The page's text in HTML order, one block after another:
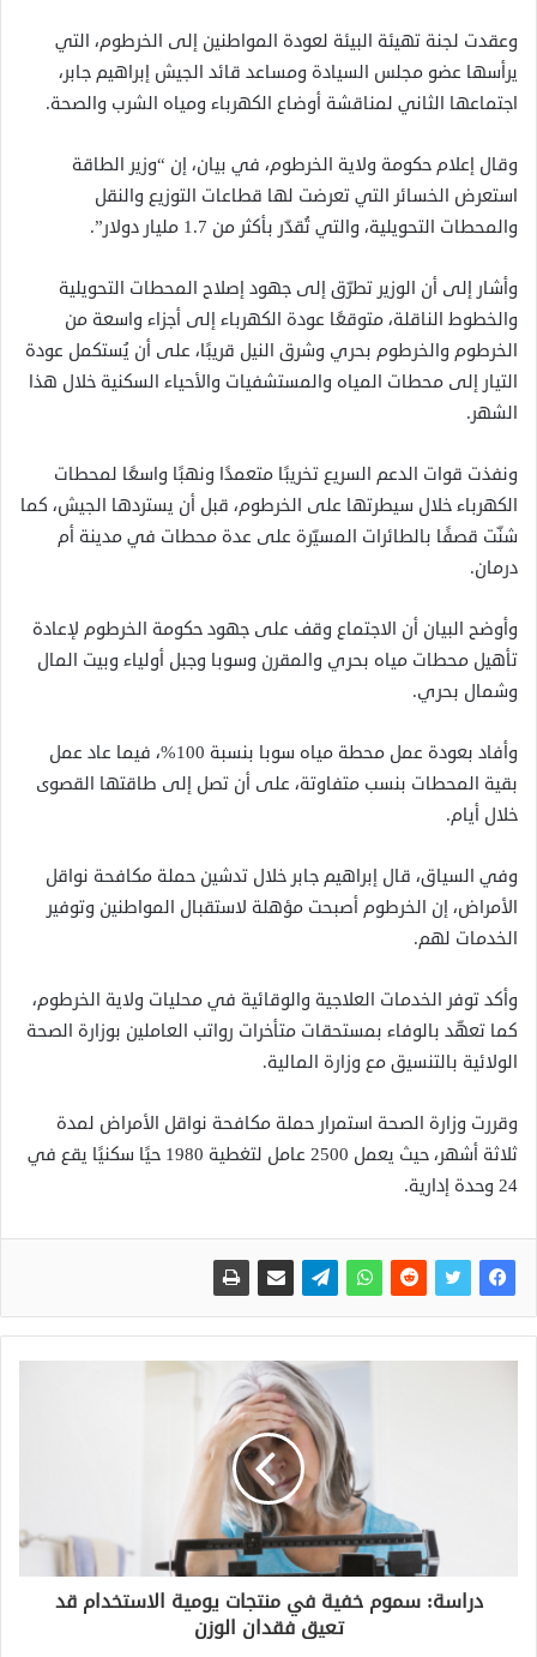
وعقدت لجنة تهيئة البيئة لعودة المواطنين إلى الخرطوم، التي
يرأسها عضو مجلس السيادة ومساعد قائد الجيش إبراهيم جابر،
اجتماعها الثاني لمناقشة أوضاع الكهرباء ومياه الشرب والصحة.
وقال إعلام حكومة ولاية الخرطوم، في بيان، إن “وزير الطاقة
استعرض الخسائر التي تعرضت لها قطاعات التوزيع والنقل
والمحطات التحويلية، والتي تُقدّر بأكثر من 1.7 مليار دولار”.
وأشار إلى أن الوزير تطرّق إلى جهود إصلاح المحطات التحويلية
والخطوط الناقلة، متوقعًا عودة الكهرباء إلى أجزاء واسعة من
الخرطوم والخرطوم بحري وشرق النيل قريبًا، على أن يُستكمل عودة
التيار إلى محطات المياه والمستشفيات والأحياء السكنية خلال هذا
الشهر.
ونفذت قوات الدعم السريع تخريبًا متعمدًا ونهبًا واسعًا لمحطات
الكهرباء خلال سيطرتها على الخرطوم، قبل أن يستردها الجيش، كما
شنّت قصفًا بالطائرات المسيّرة على عدة محطات في مدينة أم
درمان.
وأوضح البيان أن الاجتماع وقف على جهود حكومة الخرطوم لإعادة
تأهيل محطات مياه بحري والمقرن وسوبا وجبل أولياء وبيت المال
وشمال بحري.
وأفاد بعودة عمل محطة مياه سوبا بنسبة 100%، فيما عاد عمل
بقية المحطات بنسب متفاوتة، على أن تصل إلى طاقتها القصوى
خلال أيام.
وفي السياق، قال إبراهيم جابر خلال تدشين حملة مكافحة نواقل
الأمراض، إن الخرطوم أصبحت مؤهلة لاستقبال المواطنين وتوفير
الخدمات لهم.
وأكد توفر الخدمات العلاجية والوقائية في محليات ولاية الخرطوم،
كما تعهّد بالوفاء بمستحقات متأخرات رواتب العاملين بوزارة الصحة
الولائية بالتنسيق مع وزارة المالية.
وقررت وزارة الصحة استمرار حملة مكافحة نواقل الأمراض لمدة
ثلاثة أشهر، حيث يعمل 2500 عامل لتغطية 1980 حيًا سكنيًا يقع في
24 وحدة إدارية.
دراسة: سموم خفية في منتجات يومية الاستخدام قد
تعيق فقدان الوزن